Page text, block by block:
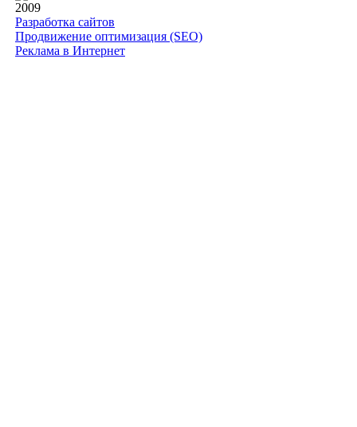
2009
Разработка сайтов
Продвижение оптимизация (SEO)
Реклама в Интернет